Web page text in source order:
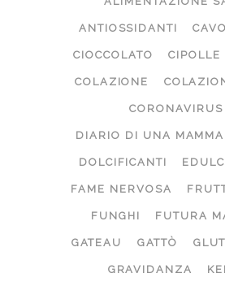
ANTIOSSIDANTI
CIOCCOLATO CIPOLLE
COLAZIONE
CORONAVIRUS
DIARIO DI UNA MAMMA
DOLCIFICANTI
FAME NERVOSA
FUNGHI FUTURA
GATEAU GATTÒ
GRAVIDANZA